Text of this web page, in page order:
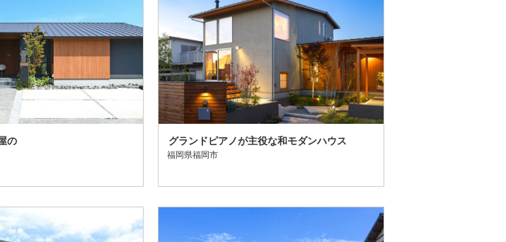
の
グランドピアノが主役な和モダンハウス
福岡県福岡市